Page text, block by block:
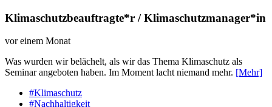
Klimaschutzbeauftragte*r / Klimaschutzmanager*in
vor einem Monat
Was wurden wir belächelt, als wir das Thema Klimaschutz als
Seminar angeboten haben. Im Moment lacht niemand mehr. [Mehr]
#Klimaschutz
#Nachhaltigkeit